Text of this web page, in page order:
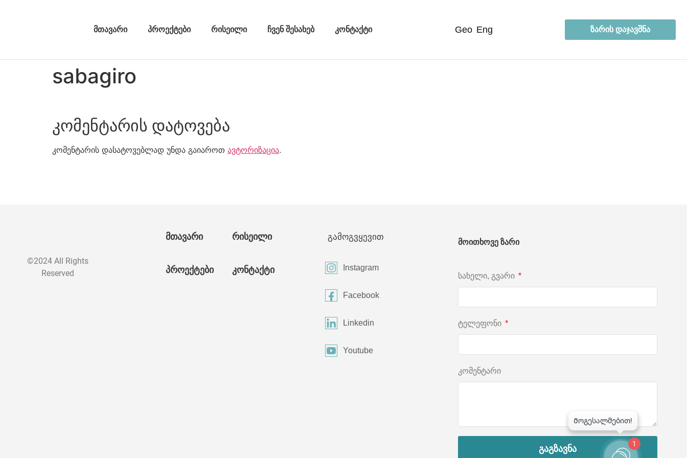
მთავარი პროექტები რისეილი ჩვენ შესახებ კონტაქტი geo eng ზარის დაჯავშნა
sabagiro
კომენტარის დატოვება
კომენტარის დასატოვებლად უნდა გაიაროთ ავტორიზაცია.
©2024 All Rights
Reserved
მთავარი
პროექტები
რისეილი
კონტაქტი
გამოგვყევით
Instagram
Facebook
Linkedin
Youtube
მოითხოვე ზარი
სახელი, გვარი
ტელეფონი
კომენტარი
გაგზავნა 1